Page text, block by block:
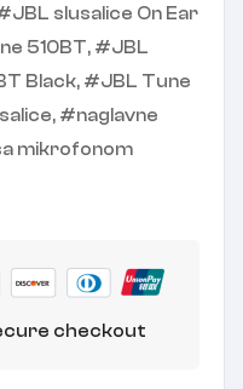
JBL slusalice On Ear
510BT,
JBL
Black,
JBL Tune
,
naglavne
mikrofonom
checkout